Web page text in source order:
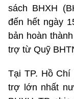
sách BHXH
đến hết ngày
bản hoàn
trợ từ Quỹ
Tại TP. Hồ
trợ lớn nhất